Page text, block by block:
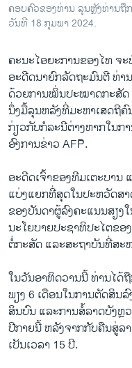
ລາຍການກະຈາຍສຽງ
ຕິດຕາມພວກເຮົາ ທີ່
ພາສາຕ່າງໆ
ຄອບຄົວຂອງທ່ານ ລຸນຫຼັງທ່ານຖື
ວັນທີ 18 ກຸມພາ 2024.
ຄະນະໄອຍະການຂອງໄທ ຈ
ອະດີດນາຍົກລັດຖະມົນຕີ ທ່າ
ດ້ວຍການໝິ່ນປະໝາດກະສັດ
ນຶ່ງມື້ລຸນຫລັງທີ່ມະຫາເສດຖີ
ກ່ຽວກັບກໍລະນີຕ່າງຫາກໃນກ
ອົງການຂ່າວ AFP.
ອະດີດເຈົ້າຂອງທີມເຕະບານ
ແບ່ງແຍກທີ່ສຸດໃນປະຫວັດສ
ຂອງບັນດາຜູ້ລົງຄະແນນສຽງ
ນະໂຍບາຍປະຊາທິປະໄຕຂ
ຕໍ່ກະສັດ ແລະສະຖາບັນທີ່ສ
ໃນ​ວັນ​ອາທິດ​ວານ​ນີ້ ທ່ານ​ໄດ້​
ພຽງ 6 ​ເດືອນ​ໃນ​ການ​ຕັດສິນ​
ສິນບົນ ແລະ​ການ​ສໍ້​ລາດ​ບັງ​ຫຼ
ປີ​ກາຍ​ນີ້ ຫລັງ​ຈາກ​ກັບ​ຄືນ​ສູ່​ລ
ເປັນເວລາ 15 ປີ.